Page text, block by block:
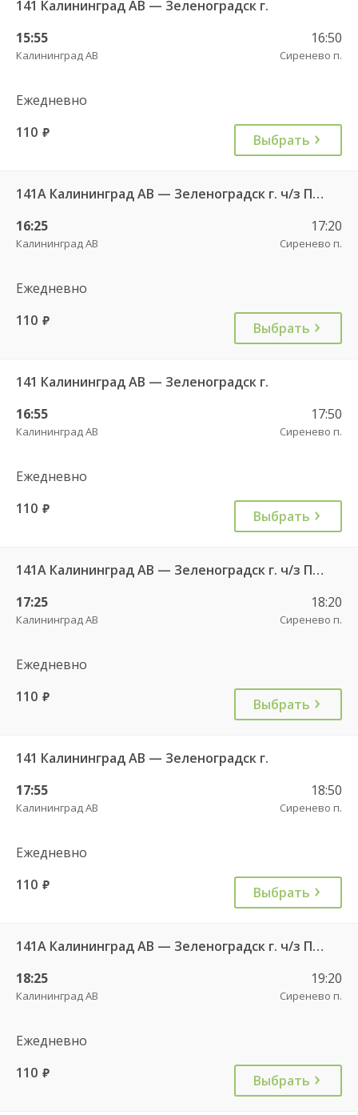
141 Калининград АВ — Зеленоградск г.
15:55
Калининград АВ
16:50
Сиренево п.
Ежедневно
110 руб. Выбрать
141А Калининград АВ — Зеленоградск г. ч/з Петрово п.
16:25
Калининград АВ
17:20
Сиренево п.
Ежедневно
110 руб. Выбрать
141 Калининград АВ — Зеленоградск г.
16:55
Калининград АВ
17:50
Сиренево п.
Ежедневно
110 руб. Выбрать
141А Калининград АВ — Зеленоградск г. ч/з Петрово п.
17:25
Калининград АВ
18:20
Сиренево п.
Ежедневно
110 руб. Выбрать
141 Калининград АВ — Зеленоградск г.
17:55
Калининград АВ
18:50
Сиренево п.
Ежедневно
110 руб. Выбрать
141А Калининград АВ — Зеленоградск г. ч/з Петрово п.
18:25
Калининград АВ
19:20
Сиренево п.
Ежедневно
110 руб. Выбрать